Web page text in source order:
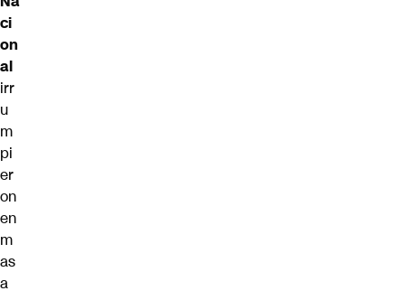
ci
on
al
irr
u
m
pi
er
on
en
m
as
a